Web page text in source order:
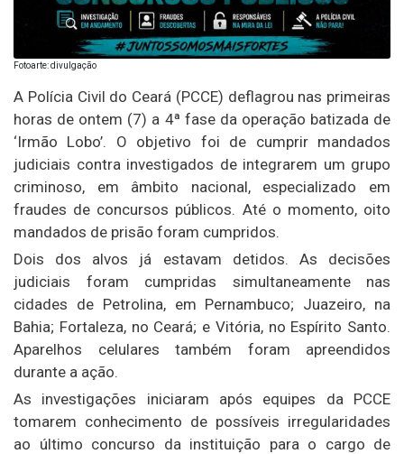
Fotoarte: divulgação
A Polícia Civil do Ceará (PCCE) deflagrou nas primeiras
horas de ontem (7) a 4ª fase da operação batizada de
‘Irmão Lobo’. O objetivo foi de cumprir mandados
judiciais contra investigados de integrarem um grupo
criminoso, em âmbito nacional, especializado em
fraudes de concursos públicos. Até o momento, oito
mandados de prisão foram cumpridos.
Dois dos alvos já estavam detidos. As decisões
judiciais foram cumpridas simultaneamente nas
cidades de Petrolina, em Pernambuco; Juazeiro, na
Bahia; Fortaleza, no Ceará; e Vitória, no Espírito Santo.
Aparelhos celulares também foram apreendidos
durante a ação.
As investigações iniciaram após equipes da PCCE
tomarem conhecimento de possíveis irregularidades
ao último concurso da instituição para o cargo de